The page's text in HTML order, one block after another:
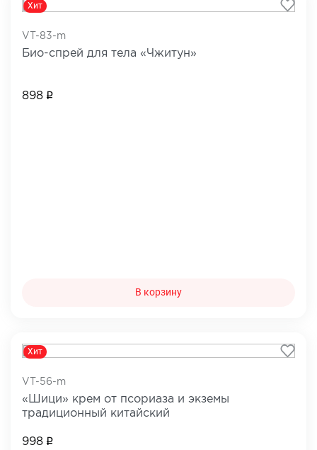
Хит
VT-83-m
Био-спрей для тела «Чжитун»
898
В корзину
Хит
VT-56-m
«Шици» крем от псориаза и экземы
традиционный китайский
998